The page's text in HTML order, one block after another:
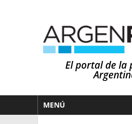
El portal de la
MENÚ